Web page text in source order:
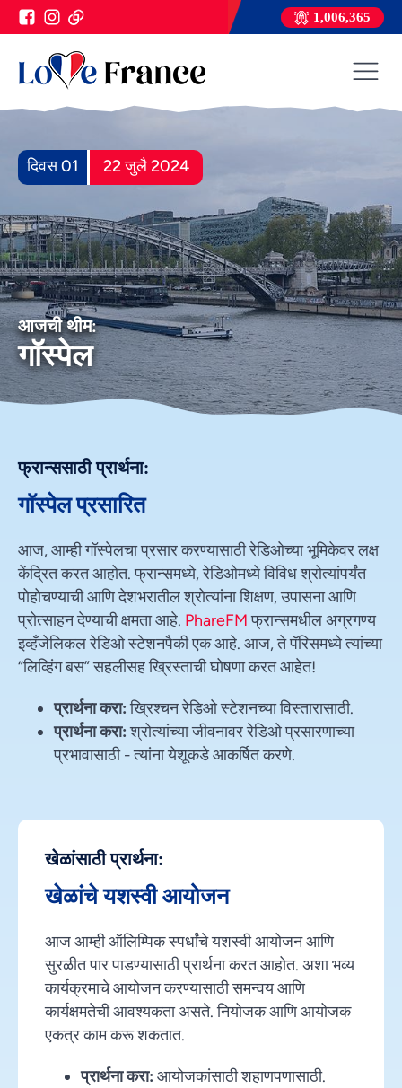
1,006,365
दिवस 01 22 जुलै 2024
आजची थीम:
गॉस्पेल
फ्रान्ससाठी प्रार्थना:
गॉस्पेल प्रसारित
आज, आम्ही गॉस्पेलचा प्रसार करण्यासाठी रेडिओच्या भूमिकेवर लक्ष
केंद्रित करत आहोत. फ्रान्समध्ये, रेडिओमध्ये विविध श्रोत्यांपर्यंत
पोहोचण्याची आणि देशभरातील श्रोत्यांना शिक्षण, उपासना आणि
प्रोत्साहन देण्याची क्षमता आहे. PhareFMफ्रान्समधील अग्रगण्य
इव्हँजेलिकल रेडिओ स्टेशनपैकी एक आहे. आज, ते पॅरिसमध्ये त्यांच्या
“लिव्हिंग बस” सहलीसह ख्रिस्ताची घोषणा करत आहेत!
प्रार्थना करा:ख्रिश्चन रेडिओ स्टेशनच्या विस्तारासाठी.
प्रार्थना करा:श्रोत्यांच्या जीवनावर रेडिओ प्रसारणाच्या
प्रभावासाठी - त्यांना येशूकडे आकर्षित करणे.
खेळांसाठी प्रार्थना:
खेळांचे यशस्वी आयोजन
आज आम्ही ऑलिम्पिक स्पर्धांचे यशस्वी आयोजन आणि
सुरळीत पार पाडण्यासाठी प्रार्थना करत आहोत. अशा भव्य
कार्यक्रमाचे आयोजन करण्यासाठी समन्वय आणि
कार्यक्षमतेची आवश्यकता असते. नियोजक आणि आयोजक
एकत्र काम करू शकतात.
प्रार्थना करा: आयोजकांसाठी शहाणपणासाठी.